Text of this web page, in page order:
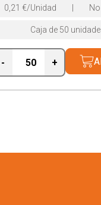
0,21 €/Unidad
Caja de 50
- +